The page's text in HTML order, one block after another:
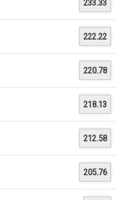
233.33
222.22
220.78
218.13
212.58
205.76